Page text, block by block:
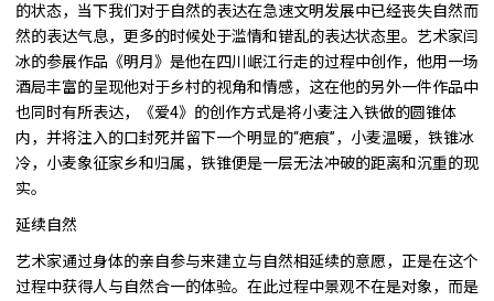
的状态，当下我们对于自然的表达在急速文明发展中已经丧失自然而
然的表达气息，更多的时候处于滥情和错乱的表达状态里。艺术家闫
冰的参展作品《明月》是他在四川岷江行走的过程中创作，他用一场
酒局丰富的呈现他对于乡村的视角和情感，这在他的另外一件作品中
也同时有所表达，《爱4》的创作方式是将小麦注入铁做的圆锥体
内，并将注入的口封死并留下一个明显的“疤痕”，小麦温暖，铁锥冰
冷，小麦象征家乡和归属，铁锥便是一层无法冲破的距离和沉重的现
实。
延续自然
艺术家通过身体的亲自参与来建立与自然相延续的意愿，正是在这个
过程中获得人与自然合一的体验。在此过程中景观不在是对象，而是